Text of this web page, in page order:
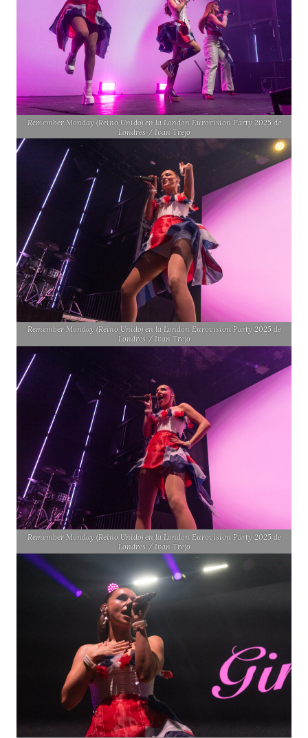
Remember Monday (Reino Unido) en la London Eurovision Party 2025 de
Londres / Iván Trejo
Remember Monday (Reino Unido) en la London Eurovision Party 2025 de
Londres / Iván Trejo
Remember Monday (Reino Unido) en la London Eurovision Party 2025 de
Londres / Iván Trejo